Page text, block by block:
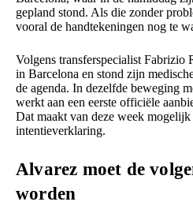
gepland stond. Als die zonder
vooral de handtekeningen nog te
Volgens transferspecialist Fabrizio
in Barcelona en stond zijn
de agenda. In dezelfde beweging
werkt aan een eerste officiële
Dat maakt van deze week mogelijk
intentieverklaring.
Alvarez moet de
worden